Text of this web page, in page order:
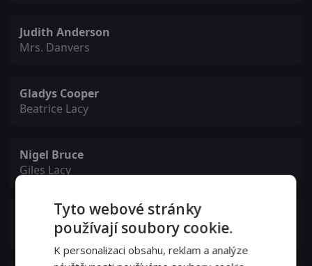
Judith Anderson
Mrs. Danvers
Gladys Cooper
Beatrice Lacy
Nigel Bruce
Giles Lacy
Reginald Denny
Frank Crawley
Tyto webové stránky
používají soubory cookie.
K personalizaci obsahu, reklam a analýze